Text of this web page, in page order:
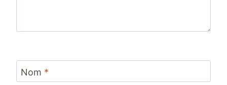
Nom *